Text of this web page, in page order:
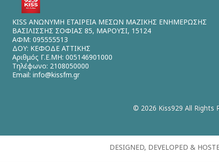
KISS ΑΝΩΝΥΜΗ ΕΤΑΙΡΕΙΑ ΜΕΣΩΝ ΜΑΖΙΚΗΣ ΕΝΗΜΕΡΩΣΗΣ
ΒΑΣΙΛΙΣΣΗΣ ΣΟΦΙΑΣ 85, ΜΑΡΟΥΣΙ, 15124
ΑΦΜ: 095555513
ΔΟΥ: ΚΕΦΟΔΕ ΑΤΤΙΚΗΣ
Αριθμός Γ.Ε.ΜΗ: 005146901000
Τηλέφωνο: 2108050000
Email: info@kissfm.gr
© 2026 Kiss929 All Rights
DESIGNED, DEVELOPED &